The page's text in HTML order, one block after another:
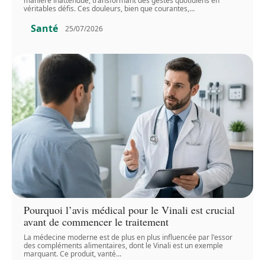
véritables défis. Ces douleurs, bien que courantes,…
Santé 25/07/2026
Pourquoi l’avis médical pour le Vinali est crucial
avant de commencer le traitement
La médecine moderne est de plus en plus influencée par l'essor
des compléments alimentaires, dont le Vinali est un exemple
marquant. Ce produit, vanté…